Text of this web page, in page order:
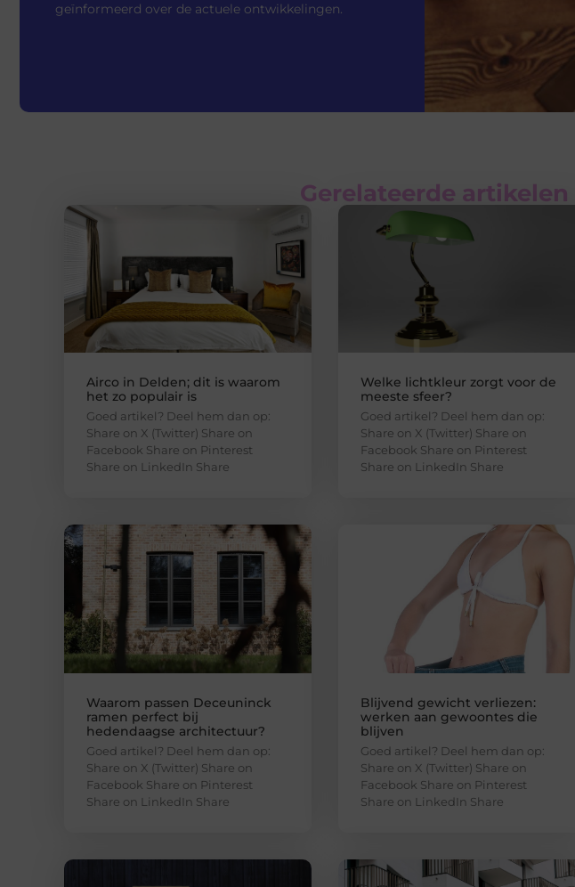
geïnformeerd over de actuele ontwikkelingen.
Gerelateerde artikelen
Airco in Delden; dit is waarom
het zo populair is
Goed artikel? Deel hem dan op:
Share on X (Twitter) Share on
Facebook Share on Pinterest
Share on LinkedIn Share
Welke lichtkleur zorgt voor de
meeste sfeer?
Goed artikel? Deel hem dan op:
Share on X (Twitter) Share on
Facebook Share on Pinterest
Share on LinkedIn Share
Waarom passen Deceuninck
ramen perfect bij
hedendaagse architectuur?
Goed artikel? Deel hem dan op:
Share on X (Twitter) Share on
Facebook Share on Pinterest
Share on LinkedIn Share
Blijvend gewicht verliezen:
werken aan gewoontes die
blijven
Goed artikel? Deel hem dan op:
Share on X (Twitter) Share on
Facebook Share on Pinterest
Share on LinkedIn Share